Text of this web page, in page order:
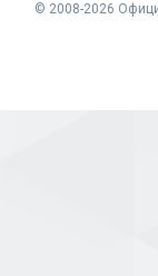
© 2008-2026